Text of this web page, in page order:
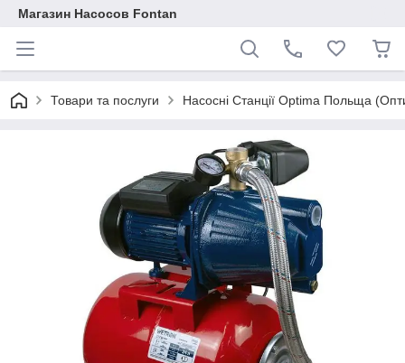
Магазин Насосов Fontan
Товари та послуги Насосні Станції Optima Польща